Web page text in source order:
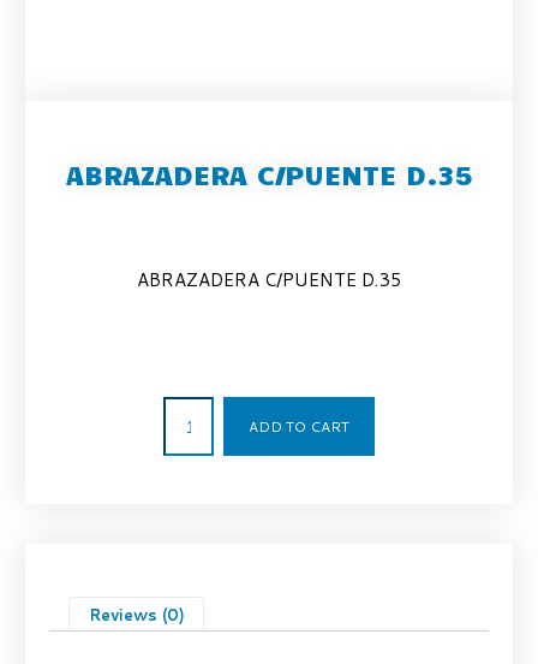
ABRAZADERA C/PUENTE D.35
ABRAZADERA C/PUENTE D.35
ADD TO CART
Reviews (0)